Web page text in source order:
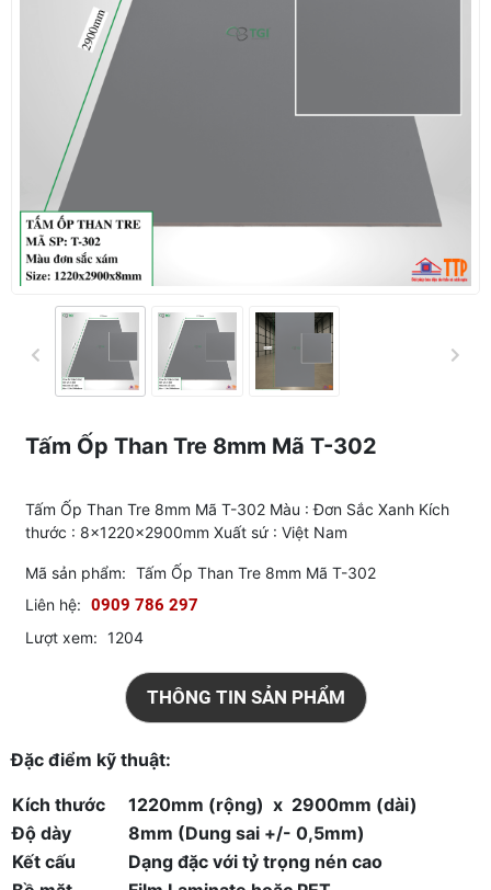
Tấm Ốp Than Tre 8mm Mã T-302
Tấm Ốp Than Tre 8mm Mã T-302 Màu : Đơn Sắc Xanh Kích
thước : 8x1220x2900mm Xuất sứ : Việt Nam
Mã sản phẩm: Tấm Ốp Than Tre 8mm Mã T-302
Liên hệ: 0909 786 297
Lượt xem: 1204
THÔNG TIN SẢN PHẨM
Đặc điểm kỹ thuật:
Kích thước
1220mm (rộng) x 2900mm (dài)
Độ dày
8mm (Dung sai +/- 0,5mm)
Kết cấu
Dạng đặc với tỷ trọng nén cao